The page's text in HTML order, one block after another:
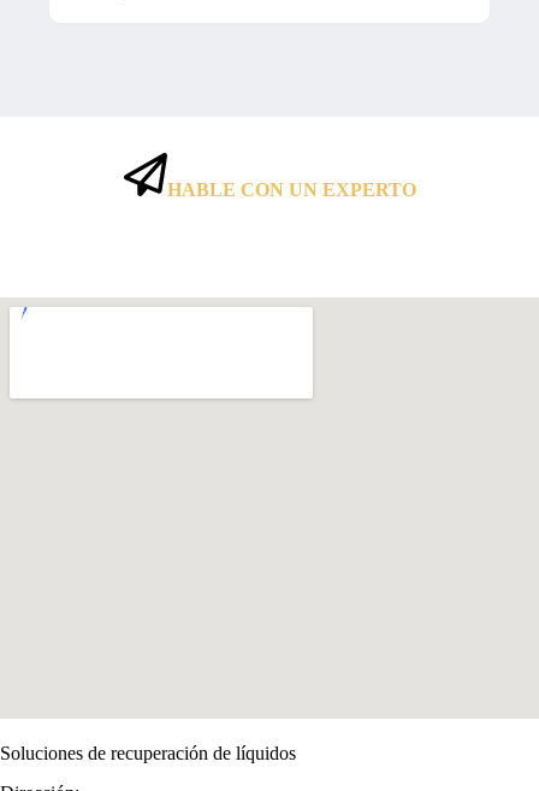
HABLE CON UN EXPERTO
Soluciones de recuperación de líquidos